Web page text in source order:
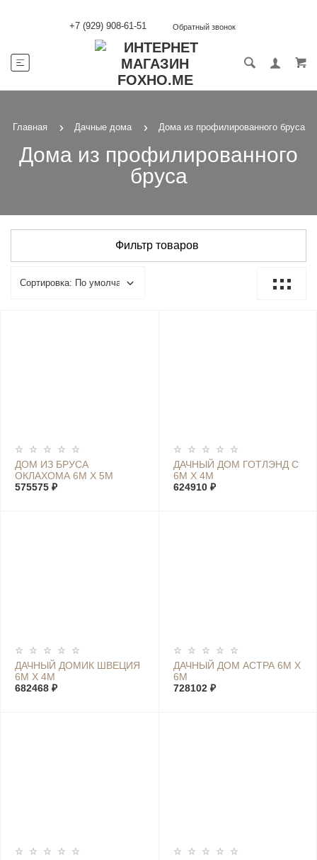
+7 (929) 908-61-51 Обратный звонок
Главная Дачные дома Дома из профилированного бруса
Дома из профилированного
бруса
Фильтр товаров
ДОМ ИЗ БРУСА
ОКЛАХОМА 6М Х 5М
575575 ₽
ДАЧНЫЙ ДОМ ГОТЛЭНД С
6М Х 4М
624910 ₽
ДАЧНЫЙ ДОМИК ШВЕЦИЯ
6М Х 4М
682468 ₽
ДАЧНЫЙ ДОМ АСТРА 6М Х
6М
728102 ₽